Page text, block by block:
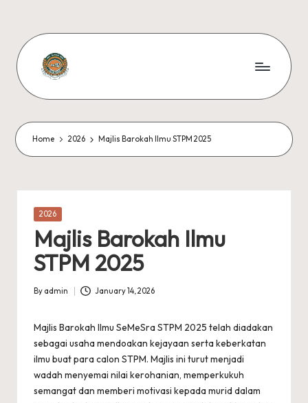
content
S
M
K
S
U
N
G
A
I
R
A
#SeMeSradiHati
Home 2026 Majlis Barokah Ilmu STPM 2025
Posted
2026
Majlis Barokah Ilmu
STPM 2025
Posted
By admin January 14, 2026
Majlis Barokah Ilmu SeMeSra STPM 2025 telah diadakan
sebagai usaha mendoakan kejayaan serta keberkatan
ilmu buat para calon STPM. Majlis ini turut menjadi
wadah menyemai nilai kerohanian, memperkukuh
semangat dan memberi motivasi kepada murid dalam